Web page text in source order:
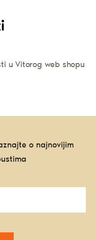
u Vitorog web shopu
o najnovijim